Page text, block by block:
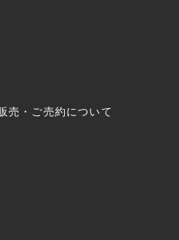
売・ご売約について